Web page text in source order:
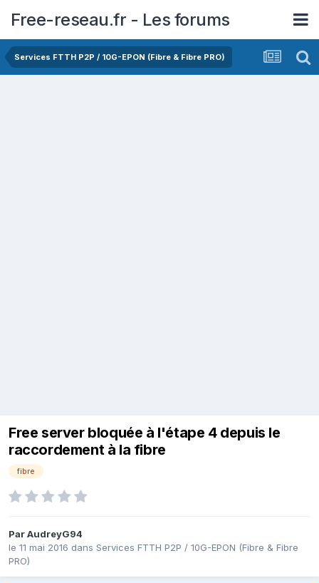
Free-reseau.fr - Les forums
Services FTTH P2P / 10G-EPON (Fibre & Fibre PRO)
Free server bloquée à l'étape 4 depuis le
raccordement à la fibre
fibre
ParAudreyG94
le 11 mai 2016 dans Services FTTH P2P / 10G-EPON (Fibre & Fibre
PRO)